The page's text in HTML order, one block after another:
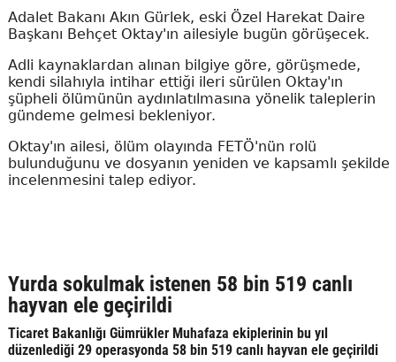
Adalet Bakanı Akın Gürlek, eski Özel Harekat Daire
Başkanı Behçet Oktay'ın ailesiyle bugün görüşecek.
Adli kaynaklardan alınan bilgiye göre, görüşmede,
kendi silahıyla intihar ettiği ileri sürülen Oktay'ın
şüpheli ölümünün aydınlatılmasına yönelik taleplerin
gündeme gelmesi bekleniyor.
Oktay'ın ailesi, ölüm olayında FETÖ'nün rolü
bulunduğunu ve dosyanın yeniden ve kapsamlı şekilde
incelenmesini talep ediyor.
Yurda sokulmak istenen 58 bin 519 canlı
hayvan ele geçirildi
Ticaret Bakanlığı Gümrükler Muhafaza ekiplerinin bu yıl
düzenlediği 29 operasyonda 58 bin 519 canlı hayvan ele geçirildi